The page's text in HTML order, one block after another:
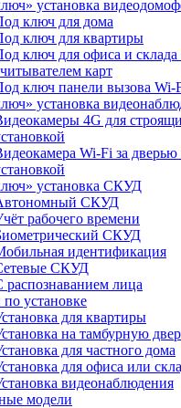
установка
ключ для дома
ключ для квартиры
ключ для офиса и склада
карт
ключ панели вызова Wi-
установка
4G для
Wi-Fi за
установка СКУД
СКУД
рабочего времени
СКУД
идентификация
СКУД
распознаванием лица
по установке
для квартиры
на тамбурную
для частного дома
для офиса или
видеонаблюдения
модели